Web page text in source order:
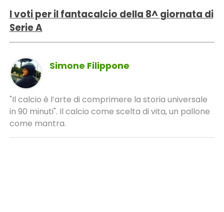
I voti per il fantacalcio della 8^ giornata di
Serie A
Simone Filippone
"Il calcio è l’arte di comprimere la storia universale
in 90 minuti". Il calcio come scelta di vita, un pallone
come mantra.